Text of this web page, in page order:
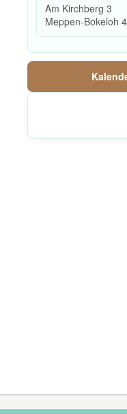
Am Kirchberg 3
Meppen-Bokeloh